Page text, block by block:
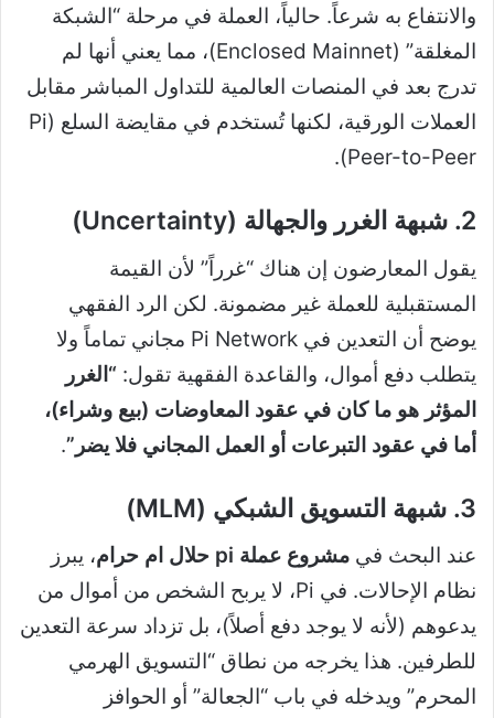
والانتفاع به شرعاً. حالياً، العملة في مرحلة “الشبكة
المغلقة” (Enclosed Mainnet)، مما يعني أنها لم
تدرج بعد في المنصات العالمية للتداول المباشر مقابل
العملات الورقية، لكنها تُستخدم في مقايضة السلع (Pi
Peer-to-Peer).
2. شبهة الغرر والجهالة (Uncertainty)
يقول المعارضون إن هناك “غرراً” لأن القيمة
المستقبلية للعملة غير مضمونة. لكن الرد الفقهي
يوضح أن التعدين في Pi Network مجاني تماماً ولا
يتطلب دفع أموال، والقاعدة الفقهية تقول: “الغرر
المؤثر هو ما كان في عقود المعاوضات (بيع وشراء)،
أما في عقود التبرعات أو العمل المجاني فلا يضر”.
3. شبهة التسويق الشبكي (MLM)
عند البحث في مشروع عملة pi حلال ام حرام
، يبرز
نظام الإحالات. في Pi، لا يربح الشخص من أموال من
يدعوهم (لأنه لا يوجد دفع أصلاً)، بل تزداد سرعة التعدين
للطرفين. هذا يخرجه من نطاق “التسويق الهرمي
المحرم” ويدخله في باب “الجعالة” أو الحوافز